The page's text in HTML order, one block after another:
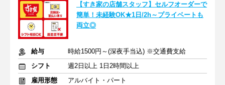
【すき家の店舗スタッフ】セルフオーダーで
簡単！未経験OK★1日/2h～プライベートも
両立◎
給与
時給1500円～(深夜手当込) ※交通費支給
シフト
週2日以上 1日2時間以上
雇用形態
アルバイト・パート